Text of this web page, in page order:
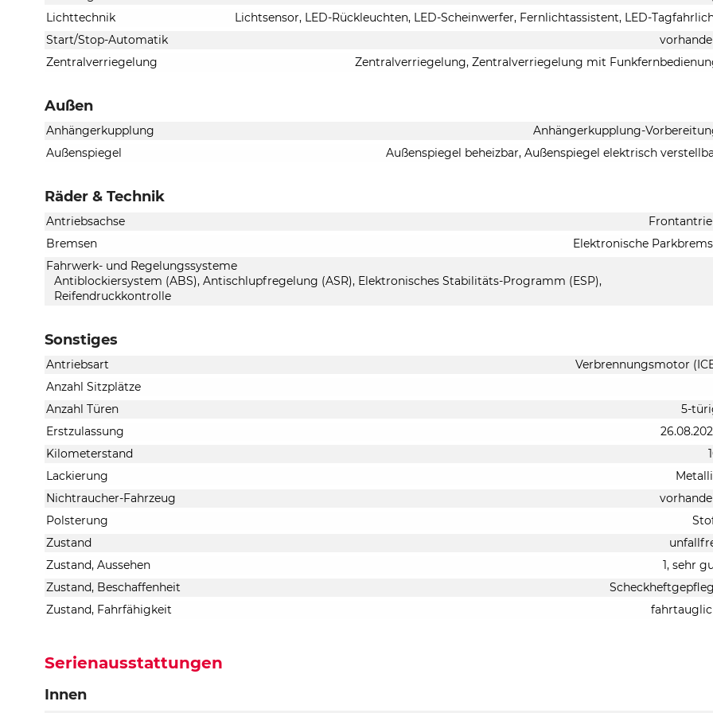
Lichttechnik
Lichtsensor, LED-Rückleuchten, LED-Scheinwerfer, Fernlichtassistent, LED-
Start/Stop-Automatik
Zentralverriegelung
Zentralverriegelung, Zentralverriegelung mit
Außen
Anhängerkupplung
Anhängerkupplung-
Außenspiegel
Außenspiegel beheizbar, Außenspiegel elektrisch
Räder & Technik
Antriebsachse
Bremsen
Elektronische
Fahrwerk- und Regelungssysteme
Antiblockiersystem (ABS), Antischlupfregelung (ASR), Elektronisches Stabilitäts-Programm (ESP),
Reifendruckkontrolle
Sonstiges
Antriebsart
Verbrennungsmotor
Anzahl Sitzplätze
Anzahl Türen
5-
Erstzulassung
Kilometerstand
Lackierung
Nichtraucher-Fahrzeug
Polsterung
Zustand
Zustand, Aussehen
1, sehr
Zustand, Beschaffenheit
Zustand, Fahrfähigkeit
Serienausstattungen
Innen